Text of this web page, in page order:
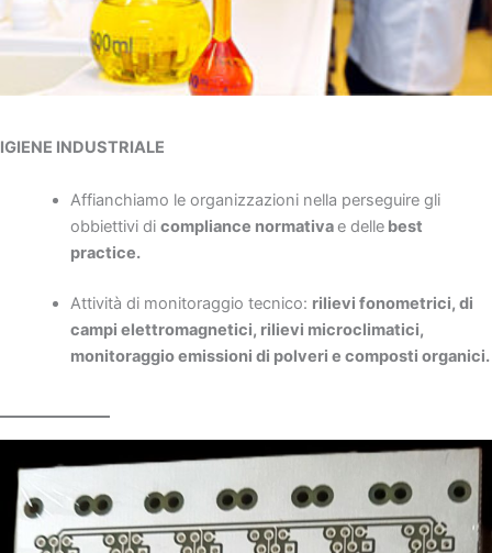
IGIENE INDUSTRIALE
Affianchiamo le organizzazioni nella perseguire gli
obbiettivi di compliance normativae dellebest
practice.
Attività di monitoraggio tecnico: rilievi fonometrici, di
campi elettromagnetici, rilievi microclimatici,
monitoraggio emissioni di polveri e composti organici.